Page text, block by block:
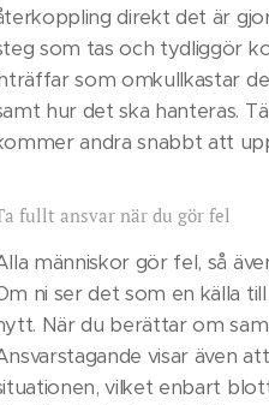
direkt det är
som tas och tydliggör
som omkullkastar
hur det ska hanteras.
andra snabbt att
fullt ansvar när du gör fel
människor gör fel, så
ni ser det som en källa
När du berättar om
visar även
vilket enbart